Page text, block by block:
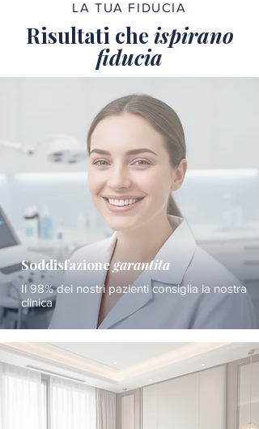
LA TUA FIDUCIA
Risultati che ispirano
fiducia
Soddisfazionegarantita
Il 98% dei nostri pazienti consiglia la nostra
clinica